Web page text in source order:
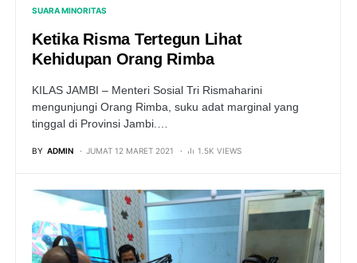
SUARA MINORITAS
Ketika Risma Tertegun Lihat
Kehidupan Orang Rimba
KILAS JAMBI – Menteri Sosial Tri Rismaharini
mengunjungi Orang Rimba, suku adat marginal yang
tinggal di Provinsi Jambi.…
BY ADMIN JUMAT 12 MARET 2021 1.5K VIEWS